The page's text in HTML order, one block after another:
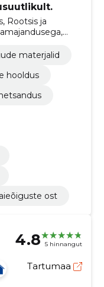
Rootsis ja
materjalid
hooldus
ost
4.8 5 hinnangut
Tartumaa